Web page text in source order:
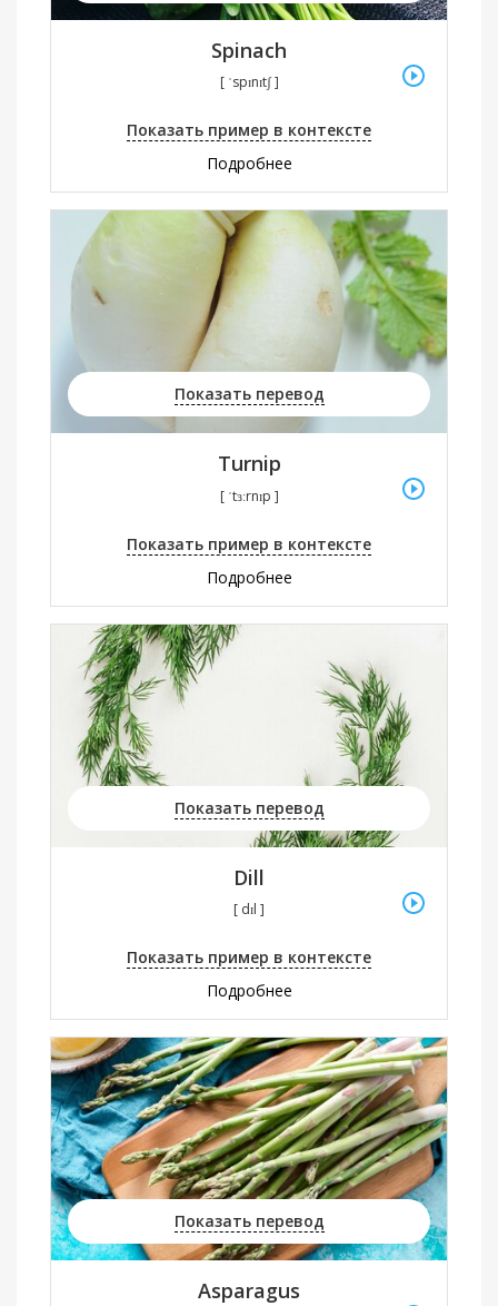
Spinach
[ ˈspɪnɪtʃ ]
Показать пример в контексте
Подробнее
Показать перевод
Turnip
[ ˈtɜːrnɪp ]
Показать пример в контексте
Подробнее
Показать перевод
Dill
[ dɪl ]
Показать пример в контексте
Подробнее
Показать перевод
Asparagus